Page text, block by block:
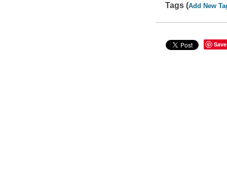
Tags (Add New
Save